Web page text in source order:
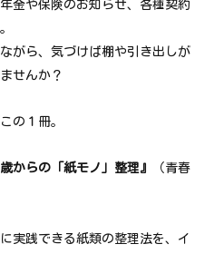
金や保険のお知らせ、各種契約
がら、気づけば棚や引き出しが
せんか？
の１冊。
からの「紙モノ」整理』
（青春
実践できる紙類の整理法を、イ